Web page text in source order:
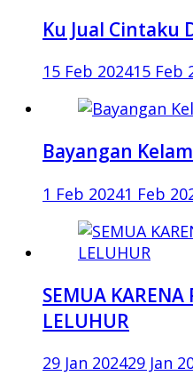
Ku Jual Cintaku
15 Feb 202415 Feb
Bayangan
1 Feb 20241 Feb
SEMUA KARENA
LELUHUR
29 Jan 202429 Jan